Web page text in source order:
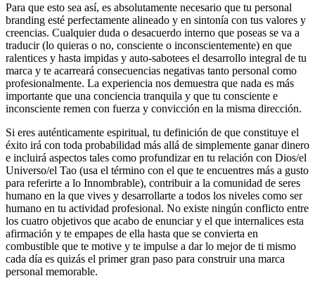
Para que esto sea así, es absolutamente necesario que tu personal
branding esté perfectamente alineado y en sintonía con tus valores y
creencias. Cualquier duda o desacuerdo interno que poseas se va a
traducir (lo quieras o no, consciente o inconscientemente) en que
ralentices y hasta impidas y auto-sabotees el desarrollo integral de tu
marca y te acarreará consecuencias negativas tanto personal como
profesionalmente. La experiencia nos demuestra que nada es más
importante que una conciencia tranquila y que tu consciente e
inconsciente remen con fuerza y convicción en la misma dirección.
Si eres auténticamente espiritual, tu definición de que constituye el
éxito irá con toda probabilidad más allá de simplemente ganar dinero
e incluirá aspectos tales como profundizar en tu relación con Dios/el
Universo/el Tao (usa el término con el que te encuentres más a gusto
para referirte a lo Innombrable), contribuir a la comunidad de seres
humano en la que vives y desarrollarte a todos los niveles como ser
humano en tu actividad profesional. No existe ningún conflicto entre
los cuatro objetivos que acabo de enunciar y el que internalices esta
afirmación y te empapes de ella hasta que se convierta en
combustible que te motive y te impulse a dar lo mejor de ti mismo
cada día es quizás el primer gran paso para construir una marca
personal memorable.